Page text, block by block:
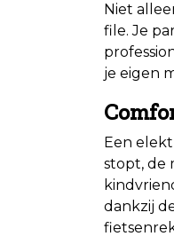
Niet
file. Je
je eigen
Een
stopt, de
dankzij